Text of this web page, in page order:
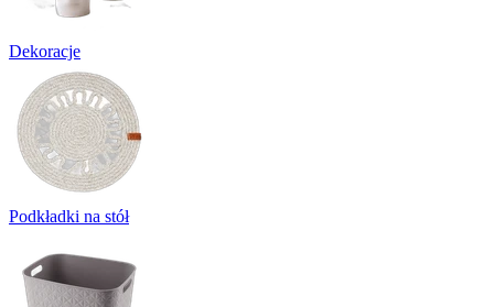
Dekoracje
Podkładki na stół